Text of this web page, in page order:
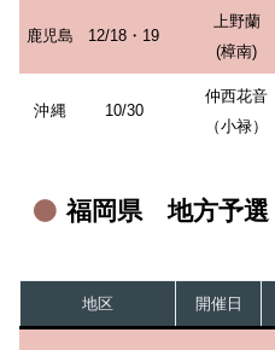
鹿児島 12/18・19
上野蘭
(樟南)
沖縄 10/30
仲西花音
（小禄）
福岡県 地方予選
地区 開催日